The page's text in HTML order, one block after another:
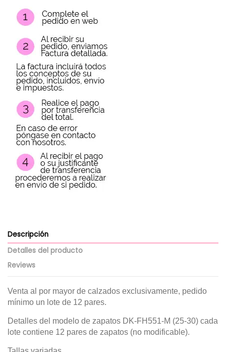
Descripción
Detalles del producto
Reviews
Venta al por mayor de calzados exclusivamente, pedido
mínimo un lote de 12 pares.
Detalles del modelo de zapatos DK-FH551-M (25-30) cada
lote contiene 12 pares de zapatos (no modificable).